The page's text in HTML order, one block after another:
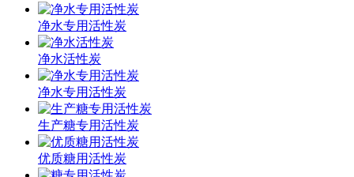
净水专用活性炭
净水活性炭
净水专用活性炭
生产糖专用活性炭
优质糖用活性炭